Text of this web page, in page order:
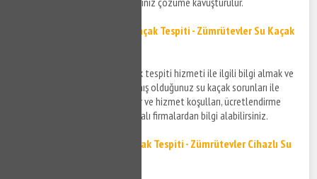
Zümrütevler Noktasal Su Kaçak Tespiti - Zümrütevler Su Kaçak
Zümrütevler noktasal su kaçak tespiti hizmeti ile ilgili bilgi almak ve
Zümrütevler bölgesinde yaşamış olduğunuz su kaçak sorunları ile
ilgili detaylar için bizi arayabilir ve hizmet koşulları, ücretlendirme
vesair gibi detaylar için anlaşmalı firmalardan bilgi alabilirsiniz.
Zümrütevler Cihazla Su Kaçak Tespiti - Zümrütevler Cihazlı Su